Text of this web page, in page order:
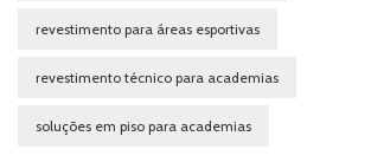
revestimento para áreas esportivas
revestimento técnico para academias
soluções em piso para academias